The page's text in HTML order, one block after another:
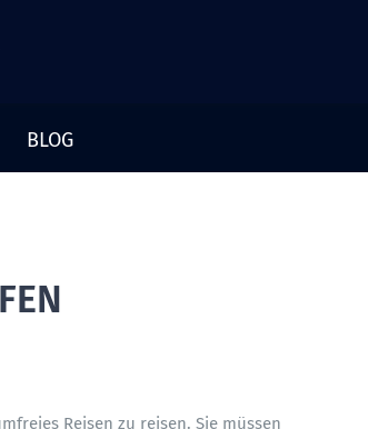
BLOG
Reisen zu reisen. Sie müssen